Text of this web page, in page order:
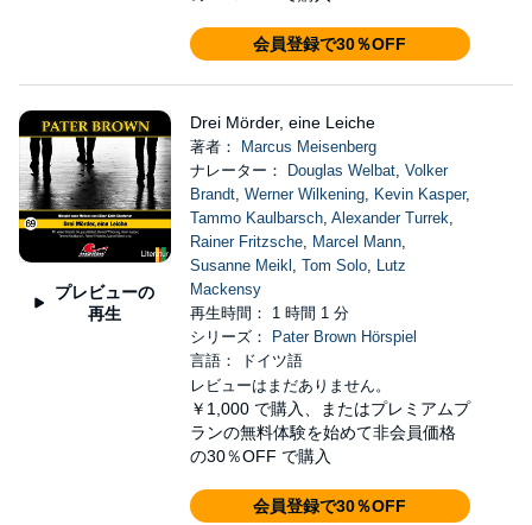
会員登録で30％OFF
プレビューの
再生
Drei Mörder, eine Leiche
著者：
Marcus Meisenberg
ナレーター：
Douglas Welbat, Volker
Brandt, Werner Wilkening, Kevin Kasper,
Tammo Kaulbarsch, Alexander Turrek,
Rainer Fritzsche, Marcel Mann,
Susanne Meikl , Tom Solo, Lutz
Mackensy
再生時間： 1 時間 1 分
シリーズ：
Pater Brown Hörspiel
言語： ドイツ語
レビューはまだありません。
￥1,000 で購入、またはプレミアムプ
ランの無料体験を始めて非会員価格
の30％OFF で購入
会員登録で30％OFF